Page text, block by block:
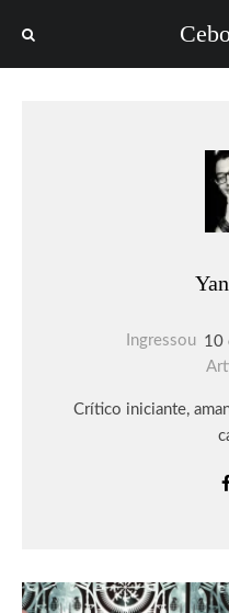
Ingressou 10
Crítico iniciante,